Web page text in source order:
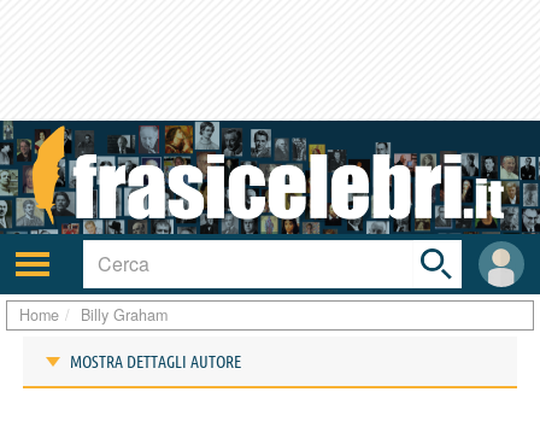
Attiva/disattiva
navigazione
User
area
Toggle
search
bar
Home Billy Graham
MOSTRA DETTAGLI AUTORE